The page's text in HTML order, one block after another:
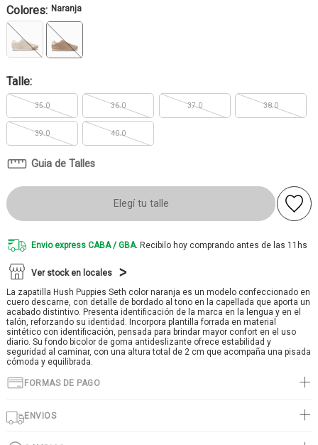
Colores: Naranja
Talle:
35.0 36.0 37.0 38.0
39.0 40.0
Guia de Talles
Elegí tu talle
Envio express CABA / GBA. Recibilo hoy comprando antes de las 11hs
Ver stock en locales
La zapatilla Hush Puppies Seth color naranja es un modelo confeccionado en
cuero descarne, con detalle de bordado al tono en la capellada que aporta un
acabado distintivo. Presenta identificación de la marca en la lengua y en el
talón, reforzando su identidad. Incorpora plantilla forrada en material
sintético con identificación, pensada para brindar mayor confort en el uso
diario. Su fondo bicolor de goma antideslizante ofrece estabilidad y
seguridad al caminar, con una altura total de 2 cm que acompaña una pisada
cómoda y equilibrada.
FORMAS DE PAGO
ENVIOS